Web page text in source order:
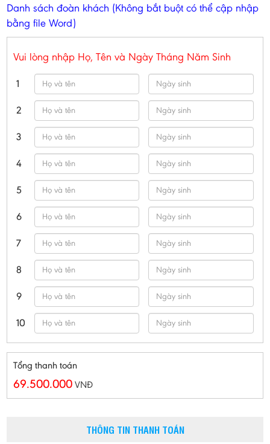
Danh sách đoàn khách (Không bắt buột có thể cập nhập
bằng file Word)
Vui lòng nhập Họ, Tên và Ngày Tháng Năm Sinh
1
2
3
4
5
6
7
8
9
10
Tổng thanh toán
69.500.000 VNĐ
THÔNG TIN THANH TOÁN